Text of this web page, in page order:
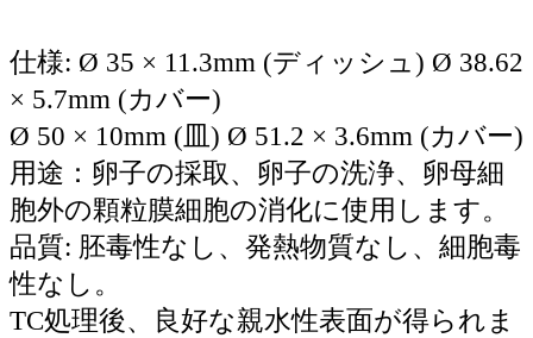
仕様: Ø 35 × 11.3mm (ディッシュ) Ø 38.62
× 5.7mm (カバー)
Ø 50 × 10mm (皿) Ø 51.2 × 3.6mm (カバー)
用途：卵子の採取、卵子の洗浄、卵母細
胞外の顆粒膜細胞の消化に使用します。
品質: 胚毒性なし、発熱物質なし、細胞毒
性なし。
TC処理後、良好な親水性表面が得られま